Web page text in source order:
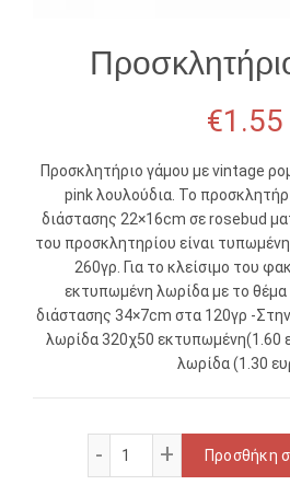
€1.55
Προσκλητήριο γάμου με vintage
pink λουλούδια. Το
διάστασης 22×16cm σε rosebud
του προσκλητηρίου είναι
260γρ. Για το κλείσιμο του
εκτυπωμένη λωρίδα με το
διάστασης 34×7cm στα 120γρ -
λωρίδα 320χ50 εκτυπωμένη(1.60
λωρίδα (1.30
Προσκλητήριο Γάμου
Προσθήκη